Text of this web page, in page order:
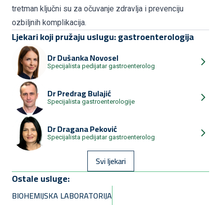
tretman ključni su za očuvanje zdravlja i prevenciju
ozbiljnih komplikacija.
Ljekari koji pružaju uslugu: gastroenterologija
DrDušanka Novosel
Specijalista pedijatar gastroenterolog
DrPredrag Bulajić
Specijalista gastroenterologije
DrDragana Peković
Specijalista pedijatar gastroenterolog
Svi ljekari
Ostale usluge:
BIOHEMIJSKA LABORATORIJA